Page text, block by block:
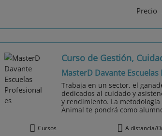
Precio
Curso de Gestión,
MasterD Davante
Trabaja en un sector, el
dedicados al cuidado y
y rendimiento. La
Animal te pondrá como
Cursos A distancia/